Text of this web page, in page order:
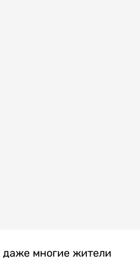
даже многие жители